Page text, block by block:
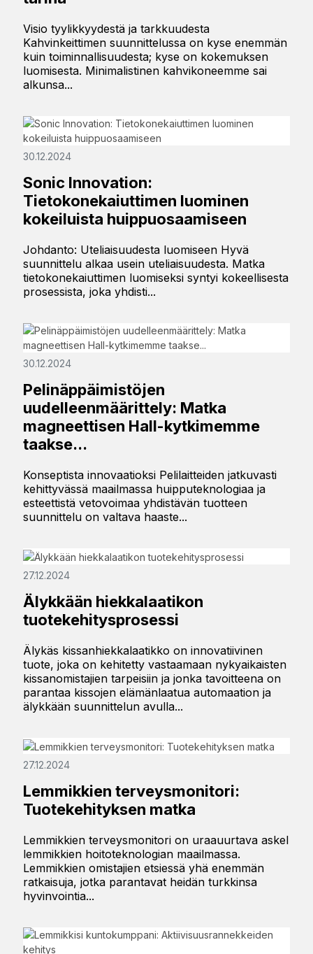
Visio tyylikkyydestä ja tarkkuudesta
Kahvinkeittimen suunnittelussa on kyse enemmän
kuin toiminnallisuudesta; kyse on kokemuksen
luomisesta. Minimalistinen kahvikoneemme sai
alkunsa...
30.12.2024
Sonic Innovation:
Tietokonekaiuttimen luominen
kokeiluista huippuosaamiseen
Johdanto: Uteliaisuudesta luomiseen Hyvä
suunnittelu alkaa usein uteliaisuudesta. Matka
tietokonekaiuttimen luomiseksi syntyi kokeellisesta
prosessista, joka yhdisti...
30.12.2024
Pelinäppäimistöjen
uudelleenmäärittely: Matka
magneettisen Hall-kytkimemme
taakse...
Konseptista innovaatioksi Pelilaitteiden jatkuvasti
kehittyvässä maailmassa huipputeknologiaa ja
esteettistä vetovoimaa yhdistävän tuotteen
suunnittelu on valtava haaste...
27.12.2024
Älykkään hiekkalaatikon
tuotekehitysprosessi
Älykäs kissanhiekkalaatikko on innovatiivinen
tuote, joka on kehitetty vastaamaan nykyaikaisten
kissanomistajien tarpeisiin ja jonka tavoitteena on
parantaa kissojen elämänlaatua automaation ja
älykkään suunnittelun avulla...
27.12.2024
Lemmikkien terveysmonitori:
Tuotekehityksen matka
Lemmikkien terveysmonitori on uraauurtava askel
lemmikkien hoitoteknologian maailmassa.
Lemmikkien omistajien etsiessä yhä enemmän
ratkaisuja, jotka parantavat heidän turkkinsa
hyvinvointia...